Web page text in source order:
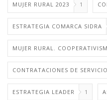
MUJER RURAL 2023 1
ESTRATEGIA COMARCA SIDRA
MUJER RURAL.
CONTRATACIONES DE
ESTRATEGIA LEADER 1